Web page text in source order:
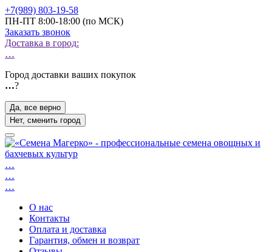
+7(989) 803-19-58
ПН-ПТ 8:00-18:00 (по МСК)
Заказать звонок
Доставка в город:
…
Город доставки ваших покупок
…?
Да, все верно
Нет, сменить город
…
…
…
О нас
Контакты
Оплата и доставка
Гарантия, обмен и возврат